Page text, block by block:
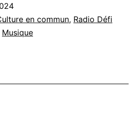
rouge
en commun, Radio Défi
Musique